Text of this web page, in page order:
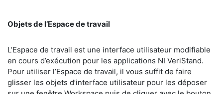
Objets de l’Espace de travail
L’Espace de travail est une interface utilisateur modifiable
en cours d’exécution pour les applications NI VeriStand.
Pour utiliser l’Espace de travail, il vous suffit de faire
glisser les objets d’interface utilisateur pour les déposer